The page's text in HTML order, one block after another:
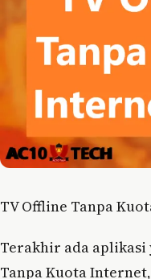
TV Offline Tanpa
Terakhir ada aplikasi
Tanpa Kuota